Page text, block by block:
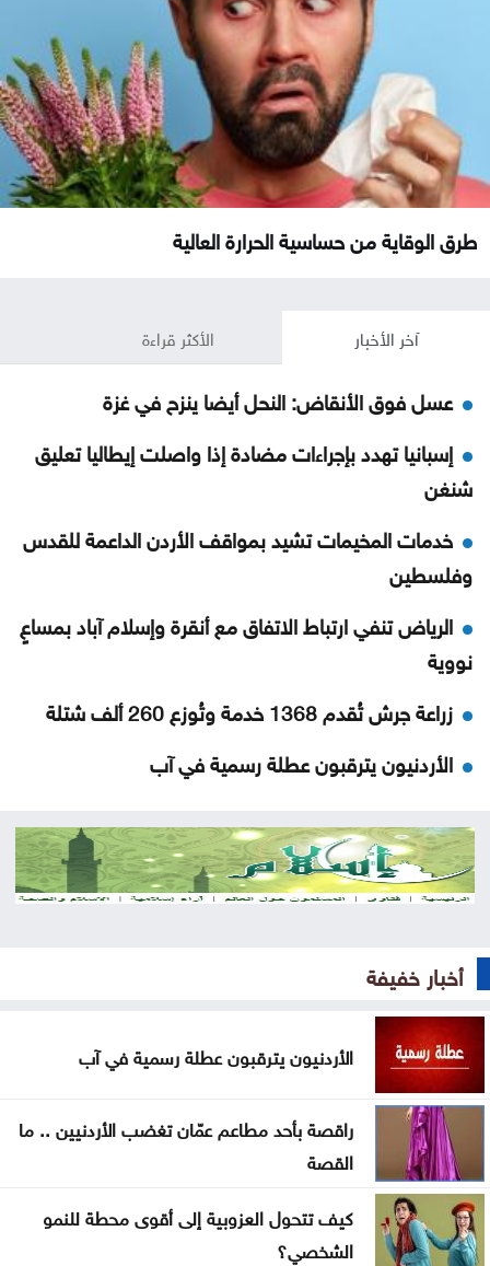
طرق الوقاية من حساسية الحرارة العالية
آخر الأخبار الأكثر قراءة
عسل فوق الأنقاض: النحل أيضا ينزح في غزة
إسبانيا تهدد بإجراءات مضادة إذا واصلت إيطاليا تعليق
شنغن
خدمات المخيمات تشيد بمواقف الأردن الداعمة للقدس
وفلسطين
الرياض تنفي ارتباط الاتفاق مع أنقرة وإسلام آباد بمساعٍ
نووية
زراعة جرش تُقدم 1368 خدمة وتُوزع 260 ألف شتلة
الأردنيون يترقبون عطلة رسمية في آب
البرلمان العربي يدين استهداف المدنيين بالسعودية
واليمن
بتايلند
70 ألفا يؤدون صلاة الجمعة بالأقصى
احتراق 3206 مركبات في الأردن خلال عامين
منتخب الشباب يلتقي نظيره الكويتي ودياً غداً
السعودية للحوثيين: التحالف لن يقف مكتوف اليدين
توجيه لإزالة المركبات المهملة والمعطلة في الرصيفة
أخبار خفيفة
الأردنيون يترقبون عطلة رسمية في آب
راقصة بأحد مطاعم عمّان تغضب الأردنيين .. ما
القصة
كيف تتحول العزوبية إلى أقوى محطة للنمو
الشخصي؟